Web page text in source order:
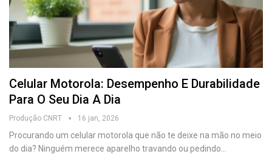
Celular Motorola: Desempenho E Durabilidade
Para O Seu Dia A Dia
Produção CNRT 16 jan, 2026
Procurando um celular motorola que não te deixe na mão no meio
do dia? Ninguém merece aparelho travando ou pedindo